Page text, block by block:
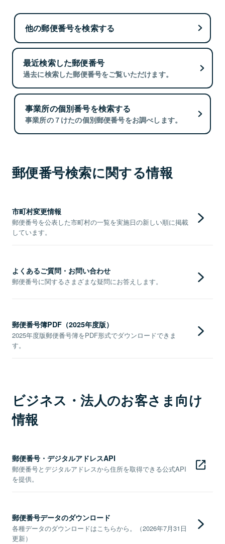
他の郵便番号を検索する
最近検索した郵便番号
過去に検索した郵便番号をご覧いただけます。
事業所の個別番号を検索する
事業所の７けたの個別郵便番号をお調べします。
郵便番号検索に関する情報
市町村変更情報
郵便番号を公表した市町村の一覧を実施日の新しい順に掲載
しています。
よくあるご質問・お問い合わせ
郵便番号に関するさまざまな疑問にお答えします。
郵便番号簿PDF（2025年度版）
2025年度版郵便番号簿をPDF形式でダウンロードできま
す。
ビジネス・法人のお客さま向け
情報
郵便番号・デジタルアドレスAPI
郵便番号とデジタルアドレスから住所を取得できる公式API
を提供。
郵便番号データのダウンロード
各種データのダウンロードはこちらから。（2026年7月31日
更新）